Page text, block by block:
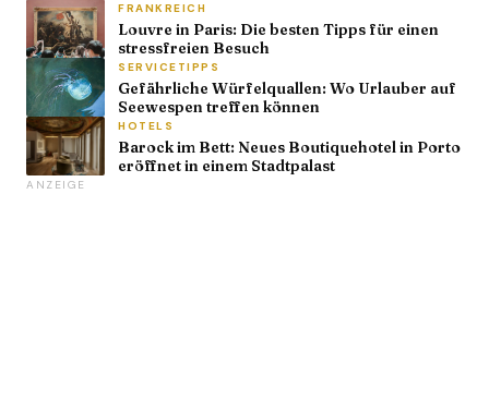
FRANKREICH
Louvre in Paris: Die besten Tipps für einen
stressfreien Besuch
SERVICETIPPS
Gefährliche Würfelquallen: Wo Urlauber auf
Seewespen treffen können
HOTELS
Barock im Bett: Neues Boutiquehotel in Porto
eröffnet in einem Stadtpalast
ANZEIGE